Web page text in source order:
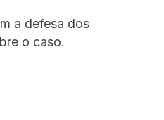
a defesa dos
o caso.